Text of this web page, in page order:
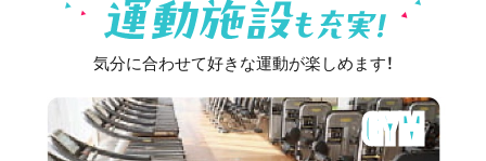
気分に合わせて好きな運動が楽しめます！
GYM